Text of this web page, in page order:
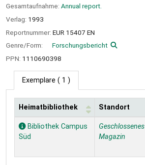
Gesamtaufnahme: Annual report.
Verlag: 1993
Reportnummer: EUR 15407 EN
Genre/Form:
Forschungsbericht
PPN: 1110690398
Exemplare ( 1 )
Exemplare
Heimatbibliothek Standort
Bibliothek Campus
Süd
Geschlossenes
Magazin